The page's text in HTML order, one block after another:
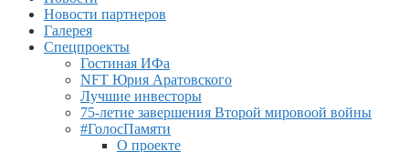
Новости партнеров
Галерея
Спецпроекты
Гостиная ИФа
NFT Юрия Аратовского
Лучшие инвесторы
75-летие завершения Второй мировоой войны
#ГолосПамяти
О проекте